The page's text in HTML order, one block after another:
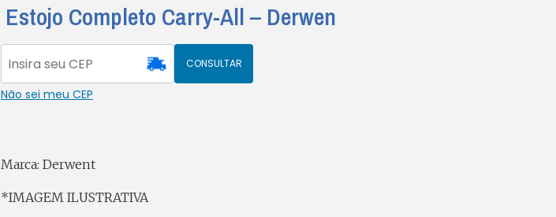
Estojo Completo Carry-All – Derwen
CONSULTAR
Não sei meu CEP
Marca: Derwent
*IMAGEM ILUSTRATIVA